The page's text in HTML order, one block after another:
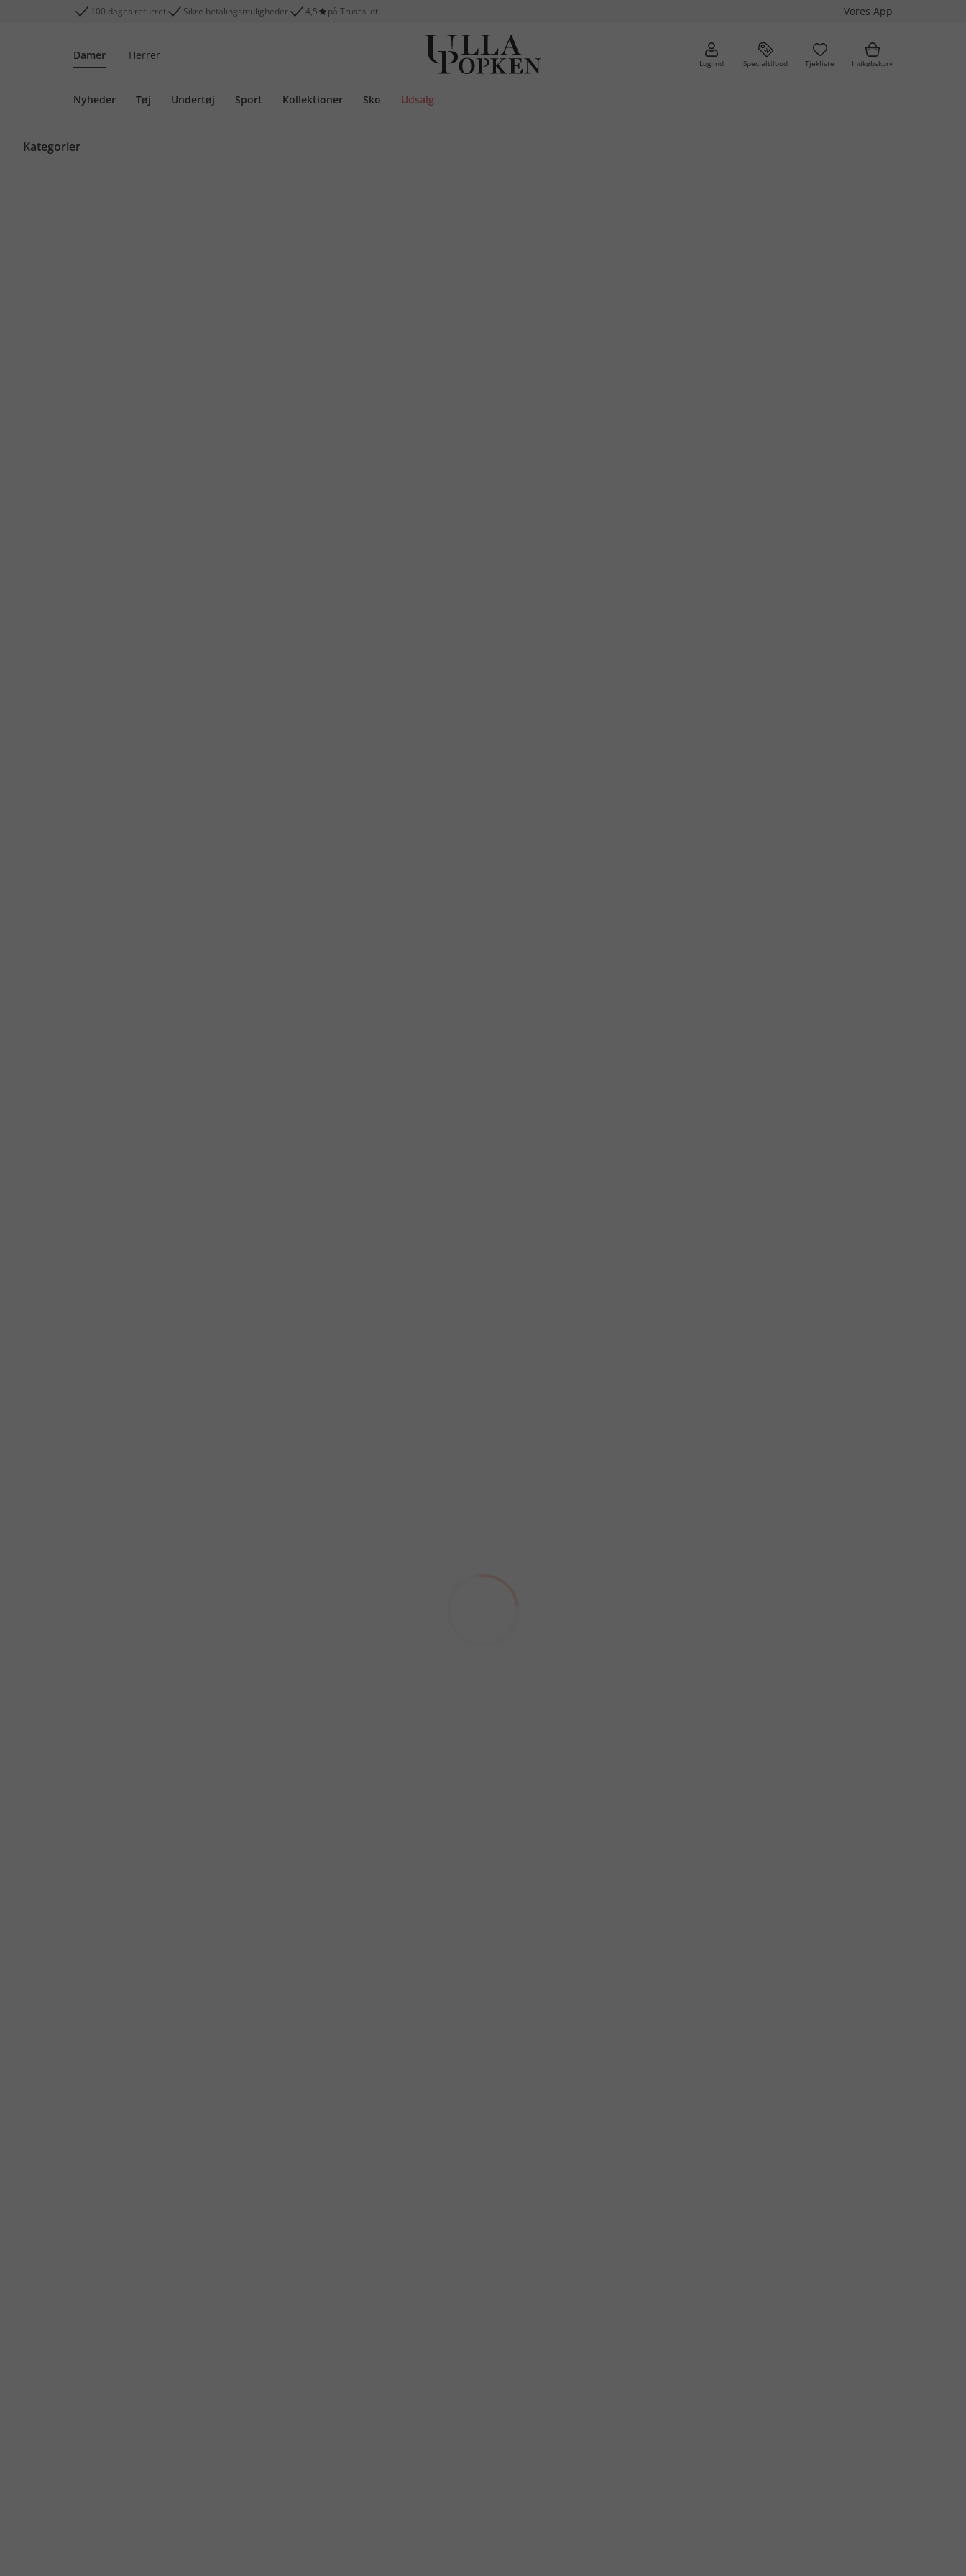
100 dages returret Sikre betalingsmuligheder 4,5 på Trustpilot Vores App
Damer Herrer
Log ind Specialtilbud Tjekliste Indkøbskurv
Nyheder Tøj Undertøj Sport Kollektioner Sko Udsalg
Kategorier